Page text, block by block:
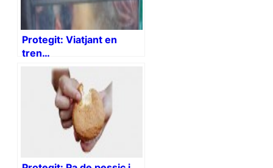
Protegit: Viatjant en
tren…